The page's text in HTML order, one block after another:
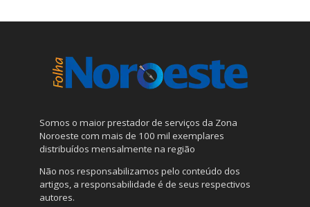
Somos o maior prestador de serviços da Zona
Noroeste com mais de 100 mil exemplares
distribuídos mensalmente na região
Não nos responsabilizamos pelo conteúdo dos
artigos, a responsabilidade é de seus respectivos
autores.